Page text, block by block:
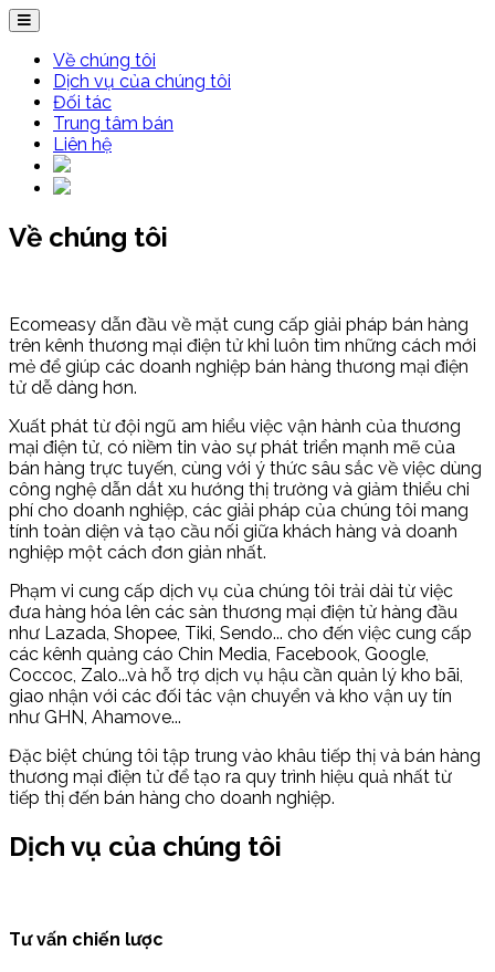
Về chúng tôi
Dịch vụ của chúng tôi
Đối tác
Trung tâm bán
Liên hệ
Về chúng tôi
Ecomeasy dẫn đầu về mặt cung cấp giải pháp bán hàng
trên kênh thương mại điện tử khi luôn tìm những cách mới
mẻ để giúp các doanh nghiệp bán hàng thương mại điện
tử dễ dàng hơn.
Xuất phát từ đội ngũ am hiểu việc vận hành của thương
mại điện tử, có niềm tin vào sự phát triển mạnh mẽ của
bán hàng trực tuyến, cùng với ý thức sâu sắc về việc dùng
công nghệ dẫn dắt xu hướng thị trường và giảm thiểu chi
phí cho doanh nghiệp, các giải pháp của chúng tôi mang
tính toàn diện và tạo cầu nối giữa khách hàng và doanh
nghiệp một cách đơn giản nhất.
Phạm vi cung cấp dịch vụ của chúng tôi trải dài từ việc
đưa hàng hóa lên các sàn thương mại điện tử hàng đầu
như Lazada, Shopee, Tiki, Sendo... cho đến việc cung cấp
các kênh quảng cáo Chin Media, Facebook, Google,
Coccoc, Zalo...và hỗ trợ dịch vụ hậu cần quản lý kho bãi,
giao nhận với các đối tác vận chuyển và kho vận uy tín
như GHN, Ahamove...
Đặc biệt chúng tôi tập trung vào khâu tiếp thị và bán hàng
thương mại điện tử để tạo ra quy trình hiệu quả nhất từ
tiếp thị đến bán hàng cho doanh nghiệp.
Dịch vụ của chúng tôi
Tư vấn chiến lược